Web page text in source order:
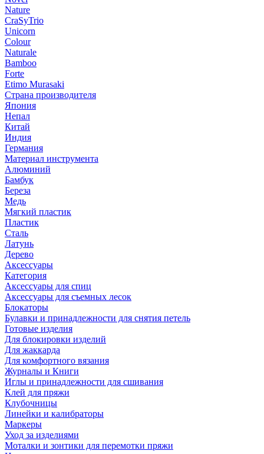
Nature
CraSyTrio
Unicorn
Colour
Naturale
Bamboo
Forte
Etimo Murasaki
Страна производителя
Япония
Непал
Китай
Индия
Германия
Материал инструмента
Алюминий
Бамбук
Береза
Медь
Мягкий пластик
Пластик
Сталь
Латунь
Дерево
Аксессуары
Категория
Аксессуары для спиц
Аксессуары для съемных лесок
Блокаторы
Булавки и принадлежности для снятия петель
Готовые изделия
Для блокировки изделий
Для жаккарда
Для комфортного вязания
Журналы и Книги
Иглы и принадлежности для сшивания
Клей для пряжи
Клубочницы
Линейки и калибраторы
Маркеры
Уход за изделиями
Моталки и зонтики для перемотки пряжи